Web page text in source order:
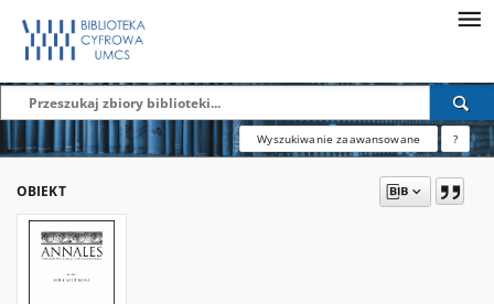
Wyszukiwanie zaawansowane ?
OBIEKT